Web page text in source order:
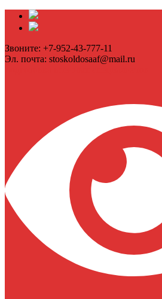
Звоните: +7-952-43-777-11
Эл. почта: stoskoldosaaf@mail.ru